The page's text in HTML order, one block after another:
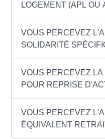
LOGEMENT (APL OU
VOUS PERCEVEZ
SOLIDARITÉ
VOUS PERCEVEZ LA
POUR REPRISE
VOUS PERCEVEZ
ÉQUIVALENT